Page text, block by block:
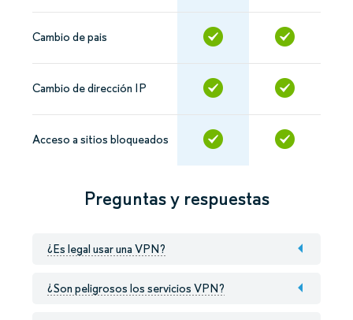
Cambio de pais
Cambio de dirección IP
Acceso a sitios bloqueados
Preguntas y respuestas
¿Es legal usar una VPN?
¿Son peligrosos los servicios VPN?